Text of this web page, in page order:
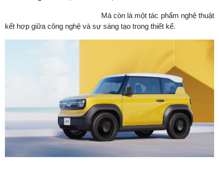
Mà còn là một tác phẩm nghệ thuật
kết hợp giữa công nghệ và sự sáng tạo trong thiết kế.